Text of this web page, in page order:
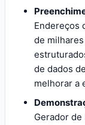
Endereços
de
de dados
melhorar a
Gerador de